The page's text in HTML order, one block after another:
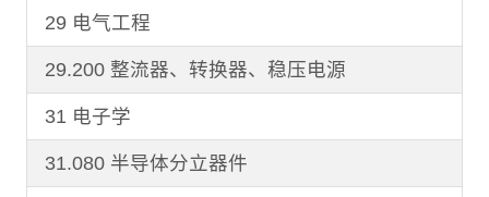
29 电气工程
29.200 整流器、转换器、稳压电源
31 电子学
31.080 半导体分立器件